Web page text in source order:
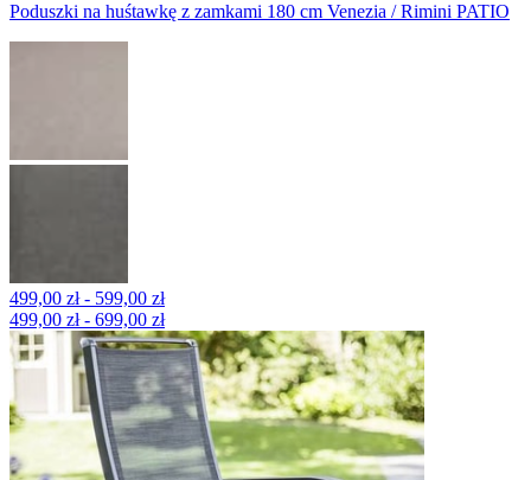
Poduszki na huśtawkę z zamkami 180 cm Venezia / Rimini PATIO
499,00 zł - 599,00 zł
499,00 zł - 699,00 zł